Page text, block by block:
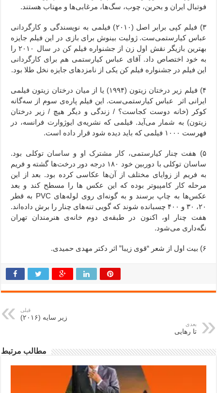
فوتبال ایران و بحرین، چوب، سگ‌ها، مرغابی‌ها و مهتاب هستند.
۳) فیلم کپی برابر اصل (۲۰۱۰) فیلمی به نویسندگی و کارگردانی
عباس کیارستمی‌ست. ژولیت بینوش برای بازی در این فیلم جایزه
بهترین بازیگر نقش اول زن از جشنواره فیلم کن در سال ۲۰۱۰ را
به خود اختصاص داد. آقای عباس کیارستمی هم برای کارگردانی
این فیلم در جشنواره فیلم کن یکی از نامزدهای جایزه نخل طلا بود.
۴) فیلم زیر درختان زیتون (۱۹۹۴) یا از میان درختان زیتون فیلمی
ایرانی اثر عباس کیارستمی‌ست. این فیلم پاره‌ی سوم از سه‌گانه
کوکر (خانه دوست کجاست؟ / زندگی و دیگر هیچ / زیر درختان
زیتون) به شمار می‌آید. فیلمی که نشریه‌ی ایوژوارت فرانسه، در
فهرست ۱۰۰۰ فیلمی که باید دیده شود قرار داده است.
۵) هفت چنار کیارستمی، کار مشترک او و ساسان توکلی بود.
ساسان توکلی با دوربین خود ۱۸۰ درجه دور درخت‌ها گشته و فریم
به فریم از زوایای مختلف از آن‌ها عکاسی کرده بود. بعد از این
مرحله کار کامپیوتر بوده که این عکس ها را مسطح کند و بعد
عکس‌ها به چاپ برسند و به گونه‌ای روی لوله‌های PVC به قطر
۲۰، ۳۰ و ۴۰۰ چسبانده شوند که گویی تنه‌های چنار را برش داده‌اند.
هفت چنار او، اکنون در طبقه‌ی دوم خانه‌ی هنرمندان تهران
نگه‌داری می‌شود.
۶) بیت اول از شعر “قوی زیبا” اثر دکتر مهدی حمیدی.
قبلی
زیر سایه (۲۰۱۶)
بعدی
تا رهایی
مطالب مرتبط